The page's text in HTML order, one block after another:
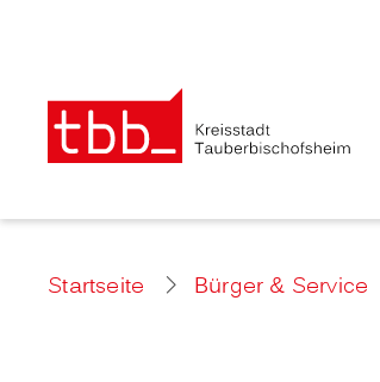
Startseite Bürger & Service